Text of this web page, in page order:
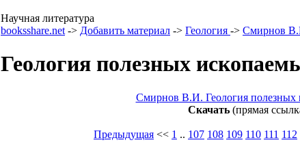
Научная литература
booksshare.net -> Добавить материал -> Геология -> Смирнов
Геология полезных
Смирнов В.И. Геология полезных
Скачать (прямая
Предыдущая << 1 .. 107 108 109 110 111 112